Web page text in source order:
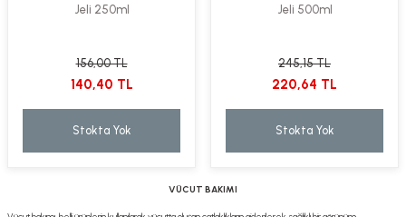
Jeli 250ml
156,00 TL
140,40 TL
Stokta Yok
Jeli 500ml
245,15 TL
220,64 TL
Stokta Yok
VÜCUT BAKIMI